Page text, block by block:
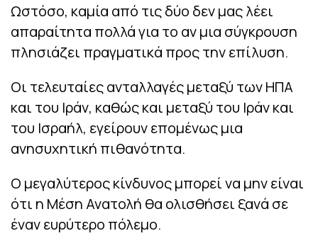
Ωστόσο, καμία από τις δύο δεν μας λέει
απαραίτητα πολλά για το αν μια σύγκρουση
πλησιάζει πραγματικά προς την επίλυση.
Οι τελευταίες ανταλλαγές μεταξύ των ΗΠΑ
και του Ιράν, καθώς και μεταξύ του Ιράν και
του Ισραήλ, εγείρουν επομένως μια
ανησυχητική πιθανότητα.
Ο μεγαλύτερος κίνδυνος μπορεί να μην είναι
ότι η Μέση Ανατολή θα ολισθήσει ξανά σε
έναν ευρύτερο πόλεμο.